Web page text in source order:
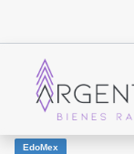
EdoMex